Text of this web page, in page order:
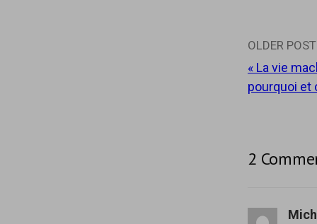
ê
t
e
)
n
ê
r
e
)
Post
OLDER POST
« La vie
pourquoi et
2